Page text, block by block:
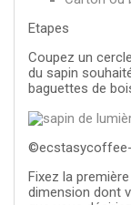
Etapes
Coupez un
du sapin
baguettes de
Fixez la
dimension dont